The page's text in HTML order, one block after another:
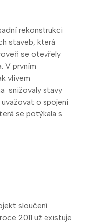
rekonstrukci
staveb, která
se otevřely
V prvním
vlivem
snižovaly stavy
o spojení
se potýkala s
sloučení
2011 už existuje